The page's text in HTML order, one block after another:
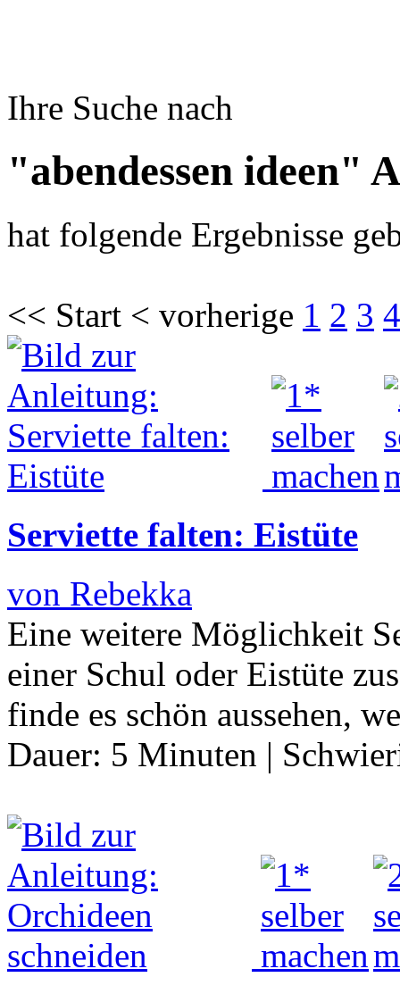
Ihre Suche nach
"abendessen ideen"
hat folgende Ergebnisse
<< Start < vorherige 1 2 3 4
Serviette falten: Eistüte
von Rebekka
Eine weitere Möglichkeit
einer Schul oder Eistüte
finde es schön aussehen,
Dauer: 5 Minuten |